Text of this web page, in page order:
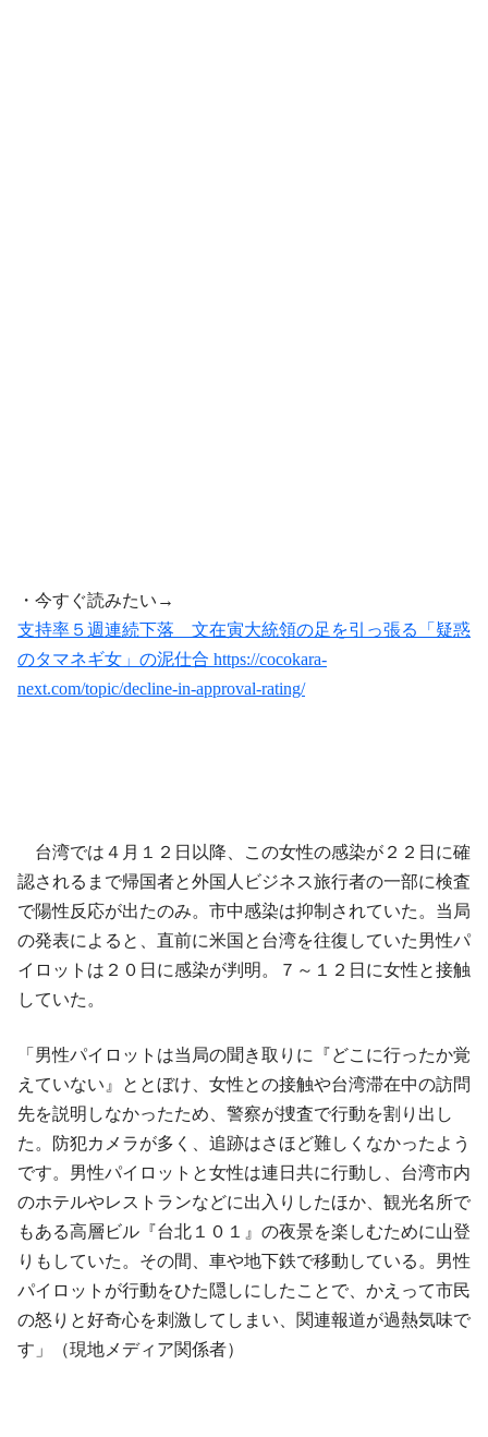
・今すぐ読みたい→
支持率５週連続下落 文在寅大統領の足を引っ張る「疑惑
のタマネギ女」の泥仕合 https://cocokara-
next.com/topic/decline-in-approval-rating/
台湾では４月１２日以降、この女性の感染が２２日に確
認されるまで帰国者と外国人ビジネス旅行者の一部に検査
で陽性反応が出たのみ。市中感染は抑制されていた。当局
の発表によると、直前に米国と台湾を往復していた男性パ
イロットは２０日に感染が判明。７～１２日に女性と接触
していた。
「男性パイロットは当局の聞き取りに『どこに行ったか覚
えていない』ととぼけ、女性との接触や台湾滞在中の訪問
先を説明しなかったため、警察が捜査で行動を割り出し
た。防犯カメラが多く、追跡はさほど難しくなかったよう
です。男性パイロットと女性は連日共に行動し、台湾市内
のホテルやレストランなどに出入りしたほか、観光名所で
もある高層ビル『台北１０１』の夜景を楽しむために山登
りもしていた。その間、車や地下鉄で移動している。男性
パイロットが行動をひた隠しにしたことで、かえって市民
の怒りと好奇心を刺激してしまい、関連報道が過熱気味で
す」（現地メディア関係者）